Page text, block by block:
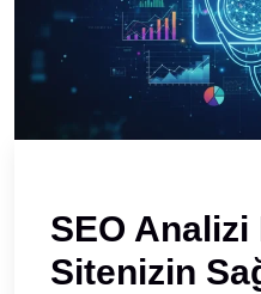
SEO Analizi
Sitenizin